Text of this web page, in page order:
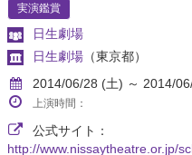
実演鑑賞
日生劇場
日生劇場 （東京都）
2014/06/28 (土) ～ 2014/
上演時間：
公式サイト：
http://www.nissaytheatre.or.jp/